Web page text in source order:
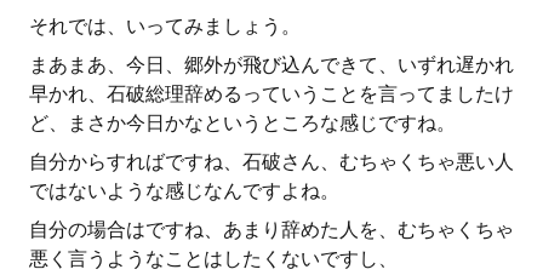
それでは、いってみましょう。
まあまあ、今日、郷外が飛び込んできて、いずれ遅かれ
早かれ、石破総理辞めるっていうことを言ってましたけ
ど、まさか今日かなというところな感じですね。
自分からすればですね、石破さん、むちゃくちゃ悪い人
ではないような感じなんですよね。
自分の場合はですね、あまり辞めた人を、むちゃくちゃ
悪く言うようなことはしたくないですし、